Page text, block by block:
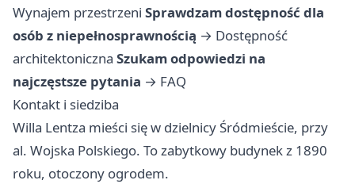
Wynajem przestrzeni Sprawdzam dostępność dla
osób z niepełnosprawnością → Dostępność
architektoniczna Szukam odpowiedzi na
najczęstsze pytania → FAQ
Kontakt i siedziba
Willa Lentza mieści się w dzielnicy Śródmieście, przy
al. Wojska Polskiego. To zabytkowy budynek z 1890
roku, otoczony ogrodem.